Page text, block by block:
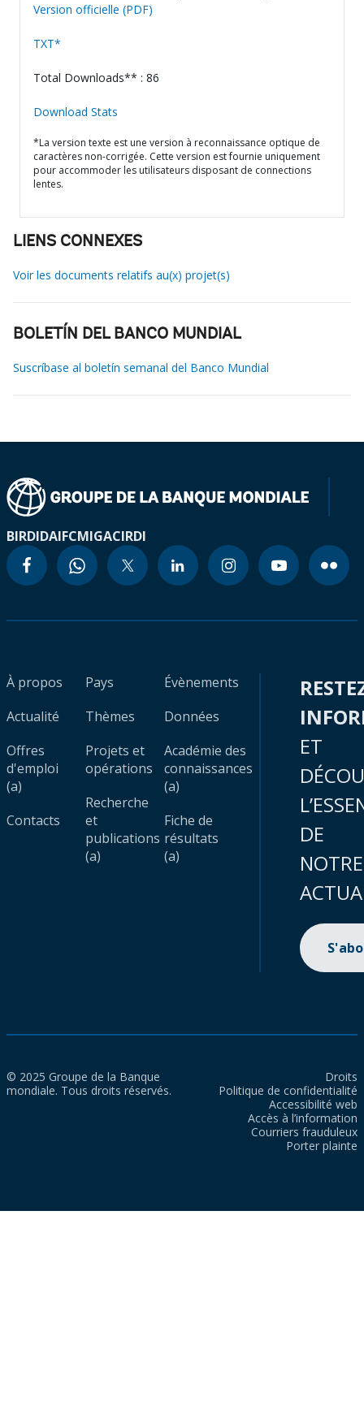
Version officielle (PDF)
TXT*
Total Downloads** : 86
Download Stats
*La version texte est une version à reconnaissance optique de
caractères non-corrigée. Cette version est fournie uniquement
pour accommoder les utilisateurs disposant de connections
lentes.
LIENS CONNEXES
Voir les documents relatifs au(x) projet(s)
BOLETÍN DEL BANCO MUNDIAL
Suscríbase al boletín semanal del Banco Mundial
BIRDIDAIFCMIGACIRDI
À propos
Actualité
Offres
d'emploi
(a)
Contacts
Pays
Thèmes
Projets et
opérations
Recherche
et
publications
(a)
Évènements
Données
Académie des
connaissances
(a)
Fiche de
résultats
(a)
ET
DE
NOTRE
© 2025 Groupe de la Banque
mondiale. Tous droits réservés.
Droits
Politique de confidentialité
Accessibilité web
Accès à l’information
Courriers frauduleux
Porter plainte